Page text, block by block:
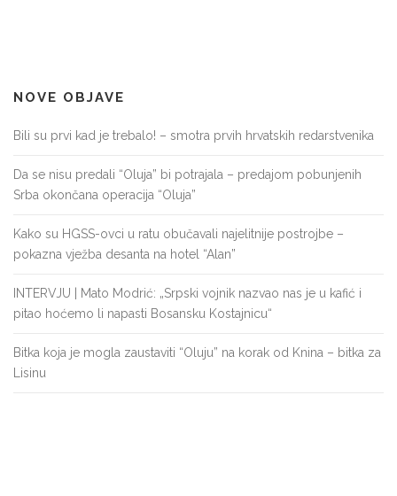
NOVE OBJAVE
Bili su prvi kad je trebalo! – smotra prvih hrvatskih redarstvenika
Da se nisu predali “Oluja” bi potrajala – predajom pobunjenih
Srba okončana operacija “Oluja”
Kako su HGSS-ovci u ratu obučavali najelitnije postrojbe –
pokazna vježba desanta na hotel “Alan”
INTERVJU | Mato Modrić: „Srpski vojnik nazvao nas je u kafić i
pitao hoćemo li napasti Bosansku Kostajnicu“
Bitka koja je mogla zaustaviti “Oluju” na korak od Knina – bitka za
Lisinu